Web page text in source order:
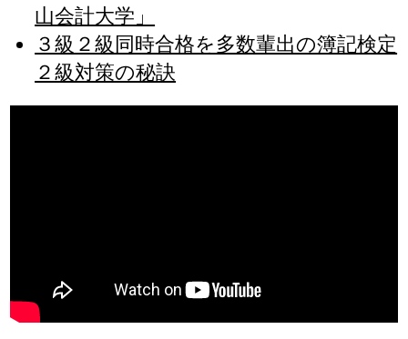
山会計大学」
３級２級同時合格を多数輩出の簿記検定
２級対策の秘訣